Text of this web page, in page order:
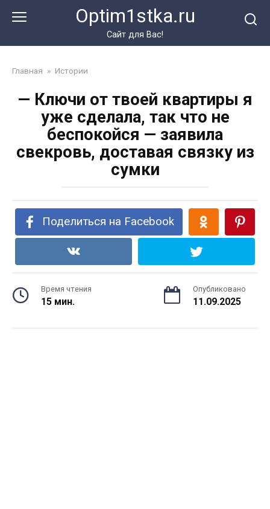
Optim1stka.ru
Сайт для Вас!
Главная » Истории
— Ключи от твоей квартиры я
уже сделала, так что не
беспокойся — заявила
свекровь, доставая связку из
сумки
Поделиться на Facebook
Время чтения
15 мин.
Опубликовано
11.09.2025